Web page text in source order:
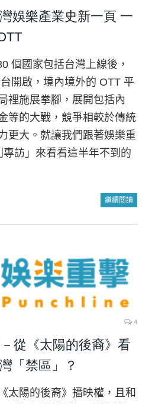
娛樂產業史新一頁 一
個國家包括台灣上線後，
開啟，境內境外的 OTT 平
裡施展拳腳，展開包括內
等的大戰，競爭相較於傳統
更大。就讓我們跟著娛樂重
訪」來看看這半年不到的
繼續閱讀
4
從《太陽的後裔》看
「禁區」？
太陽的後裔》播映權，且和